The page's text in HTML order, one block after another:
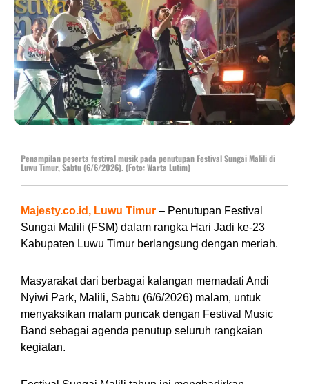
Penampilan peserta festival musik pada penutupan Festival Sungai Malili di
Luwu Timur, Sabtu (6/6/2026). (Foto: Warta Lutim)
Majesty.co.id, Luwu Timur – Penutupan Festival
Sungai Malili (FSM) dalam rangka Hari Jadi ke-23
Kabupaten Luwu Timur berlangsung dengan meriah.
Masyarakat dari berbagai kalangan memadati Andi
Nyiwi Park, Malili, Sabtu (6/6/2026) malam, untuk
menyaksikan malam puncak dengan Festival Music
Band sebagai agenda penutup seluruh rangkaian
kegiatan.